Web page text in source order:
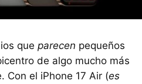
que parecen pequeños
de algo mucho más
Con el iPhone 17 Air (es